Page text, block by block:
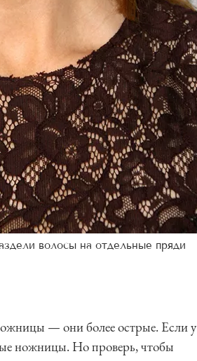
волосы на отдельные пряди
— они более острые. Если у
ножницы. Но проверь, чтобы